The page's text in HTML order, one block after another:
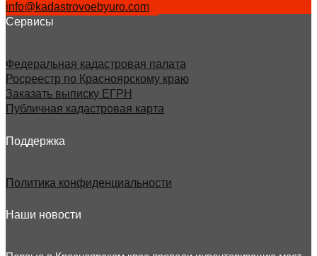
info@kadastrovoebyuro.com
Сервисы
Федеральная кадастровая палата
Росреестр по Красноярскому краю
Заказать выписку ЕГРН
Публичная кадастровая карта
Поддержка
Политика конфиденциальности
Наши новости